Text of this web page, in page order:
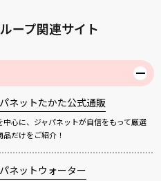
ープ関連サイト
ネットたかた公式通販
中心に、ジャパネットが自信をもって厳選
品だけをご紹介！
ネットウォーター